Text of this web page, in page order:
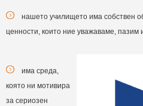
нашето училището има собствен
ценности, които ние уважаваме, пазим
има среда,
която ни мотивира
за сериозен